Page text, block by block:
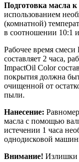
Подготовка масла
использованием
(комнатной)
в соотношении 10:1
Рабочее время
составляет 2 часа,
ImpactOil Color
покрытия должна
очищенной от
пыли.
Нанесение:
масла с помощью
истечении 1 часа
однодисковой
Внимание! Излишки